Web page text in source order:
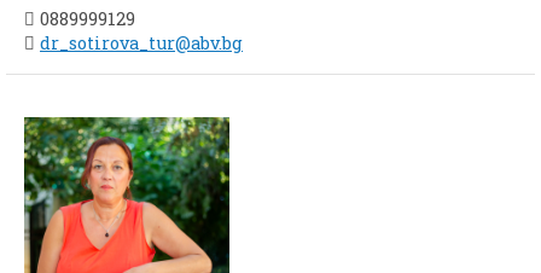
0889999129
dr_sotirova_tur@abv.bg